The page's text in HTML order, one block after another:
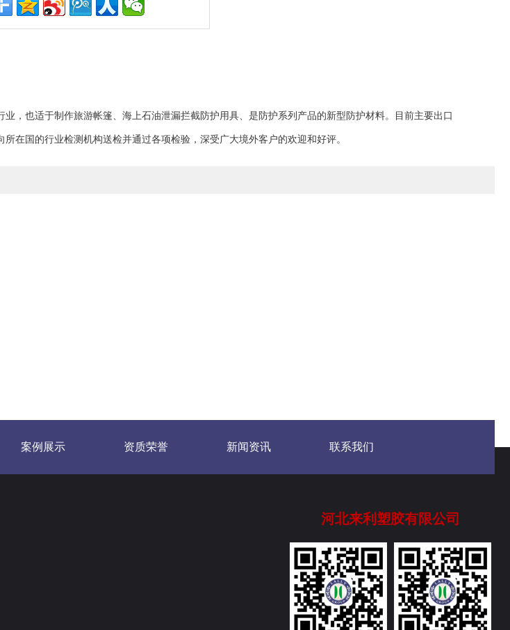
业， 也适于制作旅游帐篷、海上石油泄漏拦截防护用具、是防护系列产品的新型防护材料。 目前主要出口
所在国的行业检测机构送检并通过各项检验， 深受广大境外客户的欢迎和好评。
案例展示 资质荣誉 新闻资讯 联系我们
河北来利塑胶有限公司